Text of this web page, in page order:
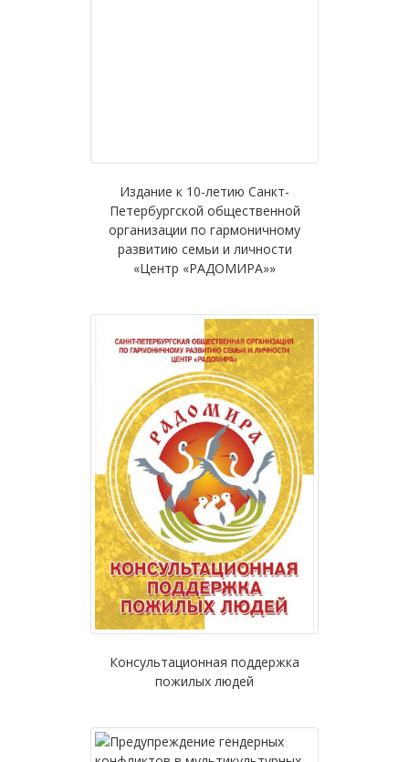
Издание к 10-летию Санкт-
Петербургской общественной
организации по гармоничному
развитию семьи и личности
«Центр «РАДОМИРА»»
Консультационная поддержка
пожилых людей